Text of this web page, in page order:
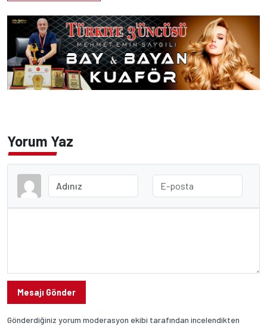
Yorum Yaz
Mesajı Gönder
Gönderdiğiniz yorum moderasyon ekibi tarafından incelendikten